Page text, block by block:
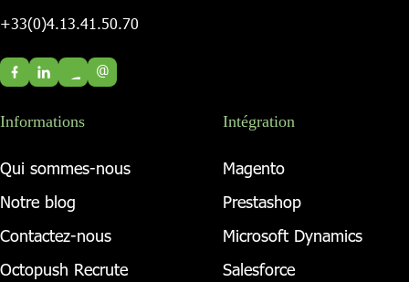
+33(0)4.13.41.50.70
@
Informations
Qui sommes-nous
Notre blog
Contactez-nous
Octopush Recrute
Intégration
Magento
Prestashop
Microsoft Dynamics
Salesforce